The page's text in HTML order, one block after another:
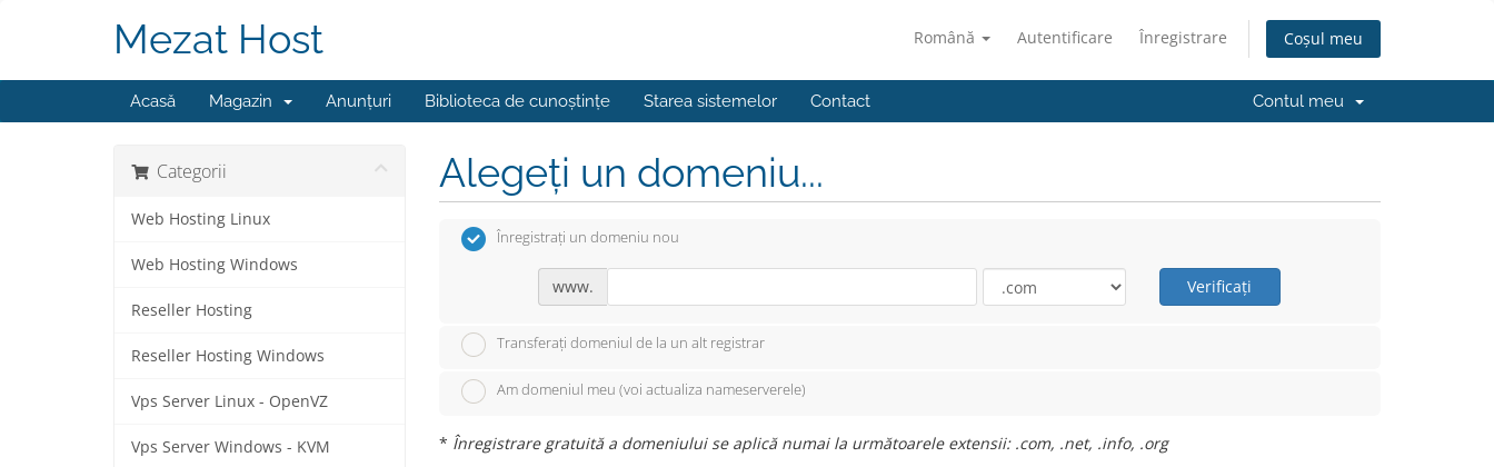
Română Autentificare Înregistrare Coșul meu
Mezat Host
Acasă Magazin Anunțuri Biblioteca de cunoștințe Starea sistemelor Contact Contul meu
Categorii
Web Hosting Linux
Web Hosting Windows
Reseller Hosting
Reseller Hosting Windows
Vps Server Linux - OpenVZ
Vps Server Windows - KVM
Alegeți un domeniu...
Înregistrați un domeniu nou
www. Verificați
Transferați domeniul de la un alt registrar
Am domeniul meu (voi actualiza nameserverele)
* Înregistrare gratuită a domeniului se aplică numai la următoarele extensii: .com, .net, .info, .org